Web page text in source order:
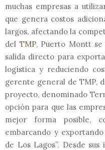
muchas empresas a
que genera costos
largos, afectando la
del TMP, Puerto Montt se
salida directo para
logística y reduciendo
gerente general de TMP,
proyecto, denominado
opción para que las
mejor forma posible,
embarcando y
de Los Lagos”. Desde